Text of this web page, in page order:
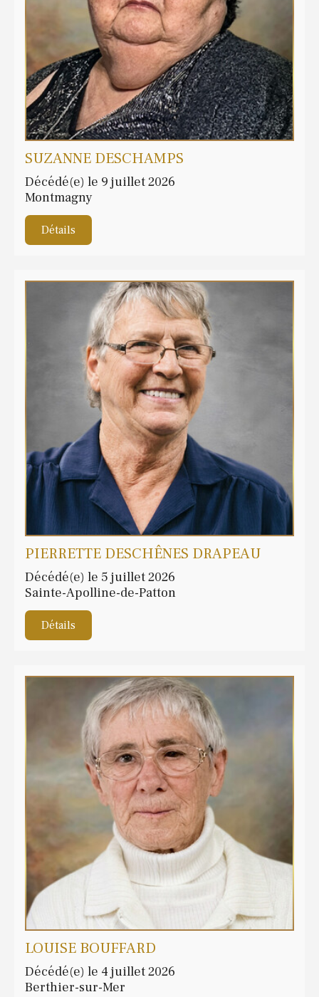
SUZANNE DESCHAMPS
Décédé(e) le 9 juillet 2026
Montmagny
Détails
PIERRETTE DESCHÊNES DRAPEAU
Décédé(e) le 5 juillet 2026
Sainte-Apolline-de-Patton
Détails
LOUISE BOUFFARD
Décédé(e) le 4 juillet 2026
Berthier-sur-Mer